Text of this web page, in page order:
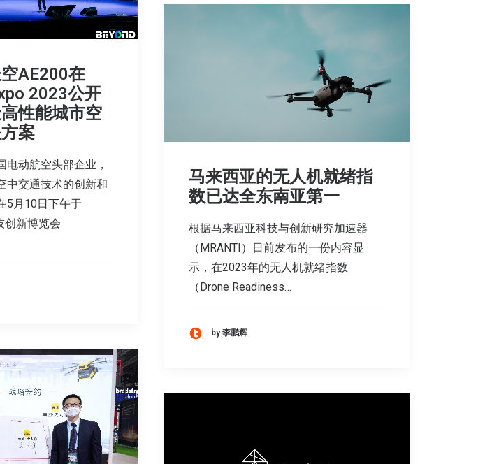
AE200在
2023公开
性能城市空
案
电动航空头部企业，
中交通技术的创新和
5月10日下午于
创新博览会
马来西亚的无人机就绪指
数已达全东南亚第一
根据马来西亚科技与创新研究加速器
（MRANTI）日前发布的一份内容显
示，在2023年的无人机就绪指数
（Drone Readiness…
by 李鹏辉